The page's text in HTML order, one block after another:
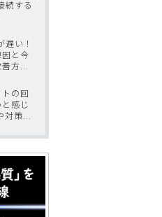
続する
遅い！
と今
方...
の回
感じ
策...